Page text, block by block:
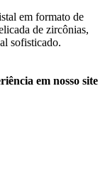
em formato de
de zircônias,
sofisticado.
em nosso site